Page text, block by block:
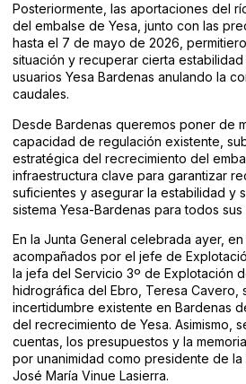
Posteriormente, las aportaciones del
del embalse de Yesa, junto con las
hasta el 7 de mayo de 2026,
situación y recuperar cierta
usuarios Yesa Bardenas anulando la
caudales.
Desde Bardenas queremos poner de
capacidad de regulación existente,
estratégica del recrecimiento del
infraestructura clave para garantizar
suficientes y asegurar la estabilidad y
sistema Yesa-Bardenas para todos sus
En la Junta General celebrada ayer,
acompañados por el jefe de
la jefa del Servicio 3º de Explotación
hidrográfica del Ebro, Teresa Cavero,
incertidumbre existente en Bardenas
del recrecimiento de Yesa. Asimismo,
cuentas, los presupuestos y la
por unanimidad como presidente de la
José María Vinue Lasierra.